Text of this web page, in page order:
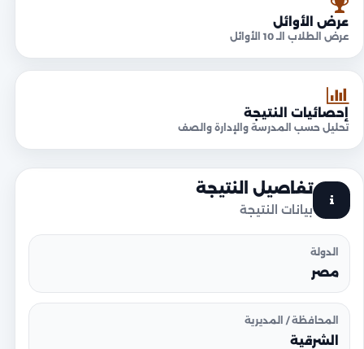
عرض الأوائل
عرض الطلاب الـ 10 الأوائل
إحصائيات النتيجة
تحليل حسب المدرسة والإدارة والصف
تفاصيل النتيجة
بيانات النتيجة
الدولة
مصر
المحافظة / المديرية
الشرقية